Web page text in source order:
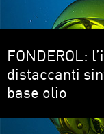
FONDEROL:
distaccanti
base olio